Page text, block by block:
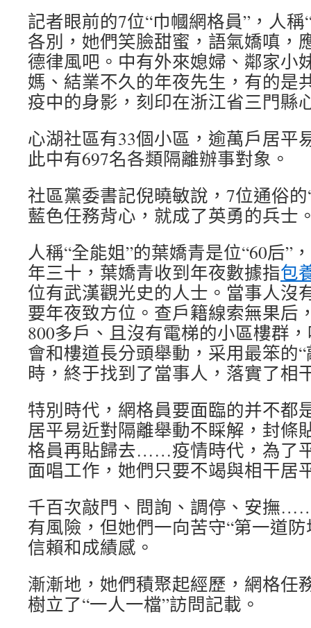
記者眼前的7位“巾幗網格員”，人
各別，她們笑臉甜蜜，語氣嬌嗔，
德律風吧。中有外來媳婦、鄰家小
媽、結業不久的年夜先生，有的
疫中的身影，刻印在浙江省三門縣
心湖社區有33個小區，逾萬戶居平
此中有697名各類隔離辦事對象。
社區黨委書記倪曉敏說，7位通俗
藍色任務背心，就成了英勇的兵士
人稱“全能姐”的葉嬌青是位“60后”
年三十，葉嬌青收到年夜數據指包
位有武漢觀光史的人士。當事人沒
要年夜致方位。查戶籍線索無果后
800多戶、且沒有電梯的小區樓群
會和樓道長分頭舉動，采用最笨的
時，終于找到了當事人，落實了相
特別時代，網格員要面臨的并不都
居平易近對隔離舉動不睬解，封條
格員再貼歸去……疫情時代，為了
面唱工作，她們只要不竭與相干居
千百次敲門、問詢、調停、安撫
有風險，但她們一向苦守“第一道
信賴和成績感。
漸漸地，她們積聚起經歷，網格任
樹立了“一人一檔”訪問記載。